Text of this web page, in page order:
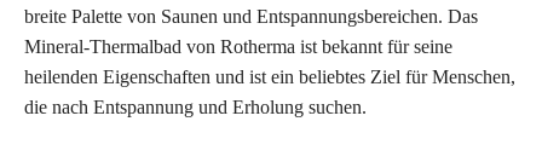
breite Palette von Saunen und Entspannungsbereichen. Das
Mineral-Thermalbad von Rotherma ist bekannt für seine
heilenden Eigenschaften und ist ein beliebtes Ziel für Menschen,
die nach Entspannung und Erholung suchen.